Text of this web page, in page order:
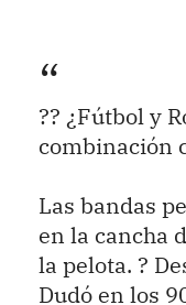
?? ¿Fútbol y
combinación
Las bandas
en la cancha
la pelota. ?
Dudó en los